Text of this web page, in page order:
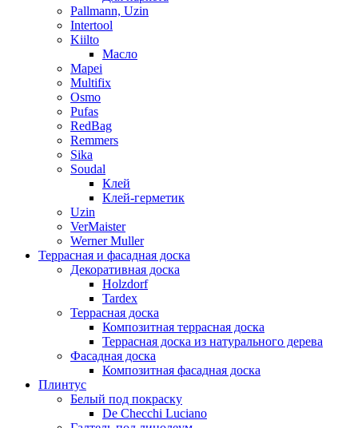
Pallmann, Uzin
Intertool
Kiilto
Масло
Mapei
Multifix
Osmo
Pufas
RedBag
Remmers
Sika
Soudal
Клей
Клей-герметик
Uzin
VerMaister
Werner Muller
Террасная и фасадная доска
Декоративная доска
Holzdorf
Tardex
Террасная доска
Композитная террасная доска
Террасная доска из натурального дерева
Фасадная доска
Композитная фасадная доска
Плинтус
Белый под покраску
De Checchi Luciano